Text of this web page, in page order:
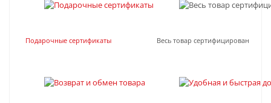
Подарочные сертификаты Весь товар сертифицирован